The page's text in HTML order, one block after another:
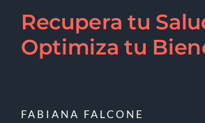
Recupera tu
Optimiza tu
FABIANA FALCONE